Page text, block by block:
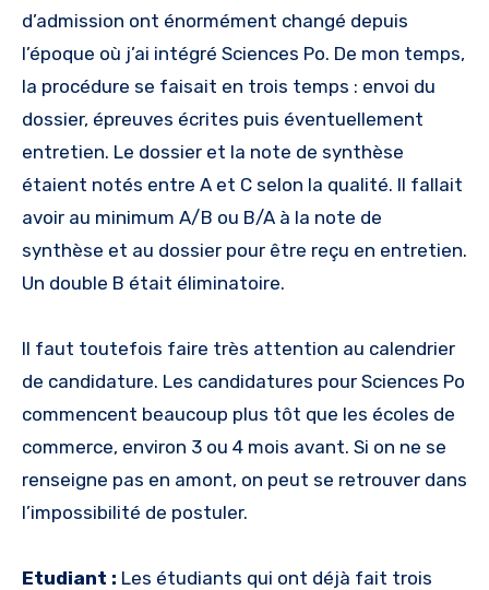
d’admission ont énormément changé depuis
l’époque où j’ai intégré Sciences Po. De mon temps,
la procédure se faisait en trois temps : envoi du
dossier, épreuves écrites puis éventuellement
entretien. Le dossier et la note de synthèse
étaient notés entre A et C selon la qualité. Il fallait
avoir au minimum A/B ou B/A à la note de
synthèse et au dossier pour être reçu en entretien.
Un double B était éliminatoire.
Il faut toutefois faire très attention au calendrier
de candidature. Les candidatures pour Sciences Po
commencent beaucoup plus tôt que les écoles de
commerce, environ 3 ou 4 mois avant. Si on ne se
renseigne pas en amont, on peut se retrouver dans
l’impossibilité de postuler.
Etudiant : Les étudiants qui ont déjà fait trois